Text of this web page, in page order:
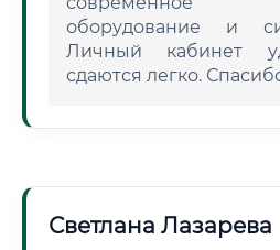
оборудование и
Личный кабинет
сдаются легко.
Светлана Лазарева